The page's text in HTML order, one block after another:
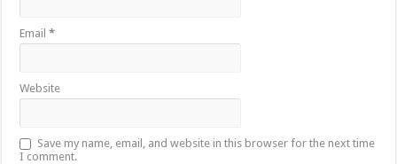
Email*
Website
Save my name, email, and website in this browser for the next time
I comment.